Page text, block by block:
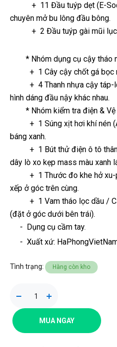
+ 11 Đầu tuýp dẹt (E-
chuyên mở bu lông đầu bông.
+ 2 Đầu tuýp gài mũi lục
* Nhóm dụng cụ cậy tháo
+ 1 Cây cậy chốt gá bọc
+ 4 Thanh nhựa cậy táp-lô
hình dáng đầu nậy khác nhau.
* Nhóm kiểm tra điện &
+ 1 Súng xịt hơi khí nén
báng xanh.
+ 1 Bút thử điện ô tô thân
dây lò xo kẹp mass màu xanh
+ 1 Thước đo khe hở xu-
xếp ở góc trên cùng.
+ 1 Vam tháo lọc dầu /
(đặt ở góc dưới bên trái).
- Dụng cụ cầm tay.
- Xuất xứ:
Tình trạng: Hàng còn kho
MUA NGAY